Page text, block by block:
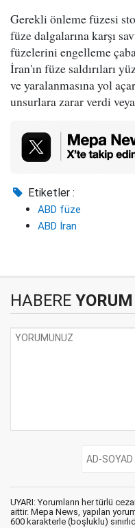
Gerekli önleme füzesi
füze dalgalarına karşı
füzelerini engelleme
İran'ın füze saldırıları
ve yaralanmasına yol
unsurlara zarar verdi
Etiketler :
ABD füze
ABD İran
HABERE
UYARI: Yorumların her türlü
aittir. Mepa News, yapılan
600 karakterle (boşluklu)